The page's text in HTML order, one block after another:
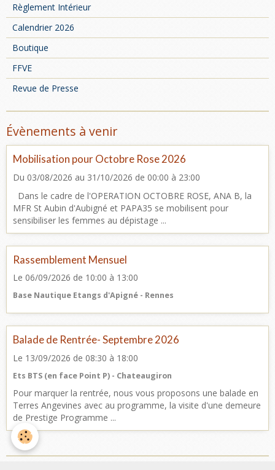
Règlement Intérieur
Calendrier 2026
Boutique
FFVE
Revue de Presse
Évènements à venir
Mobilisation pour Octobre Rose 2026
Du 03/08/2026 au 31/10/2026 de 00:00 à 23:00
Dans le cadre de l'OPERATION OCTOBRE ROSE, ANA B, la
MFR St Aubin d'Aubigné et PAPA35 se mobilisent pour
sensibiliser les femmes au dépistage ...
Rassemblement Mensuel
Le 06/09/2026 de 10:00 à 13:00
Base Nautique Etangs d'Apigné - Rennes
Balade de Rentrée- Septembre 2026
Le 13/09/2026 de 08:30 à 18:00
Ets BTS (en face Point P) - Chateaugiron
Pour marquer la rentrée, nous vous proposons une balade en
Terres Angevines avec au programme, la visite d'une demeure
de Prestige Programme ...